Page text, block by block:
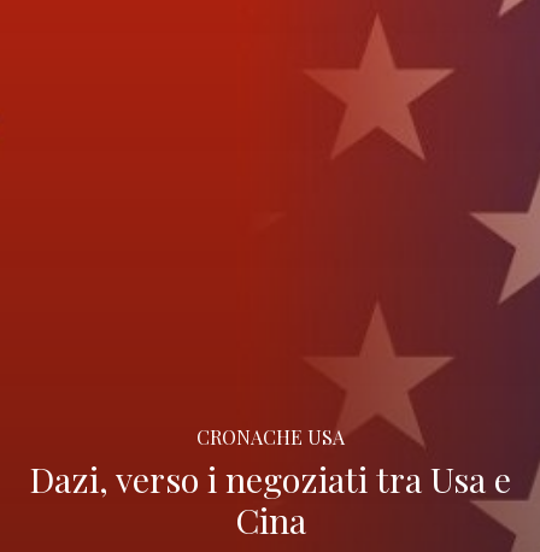
CRONACHE USA
Dazi, verso i negoziati tra Usa e
Cina